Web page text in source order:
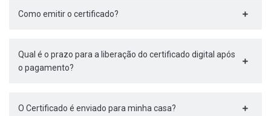
Como emitir o certificado?
Qual é o prazo para a liberação do certificado digital após
o pagamento?
O Certificado é enviado para minha casa?